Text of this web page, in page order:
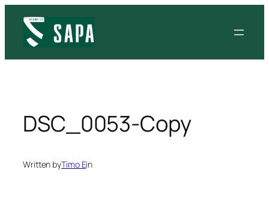
sisältöön
DSC_0053-Copy
Written byTimo Ein